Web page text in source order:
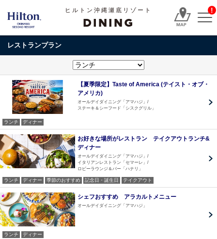
ヒルトン沖縄瀬底リゾート
DINING
!
レストランプラン
【夏季限定】Taste of America (テイスト・オブ・
アメリカ)
オールデイダイニング「アマハジ」
ステーキ＆シーフード「シスクグリル」
ランチ ディナー
お好きな場所がレストラン テイクアウトランチ&
ディナー
オールデイダイニング「アマハジ」
イタリアンレストラン「セマーレ」
ロビーラウンジ＆バー「ハナリ」
ランチ ディナー 季節のおすすめ 記念日・誕生日 テイクアウト
シェフおすすめ アラカルトメニュー
オールデイダイニング「アマハジ」
ランチ ディナー